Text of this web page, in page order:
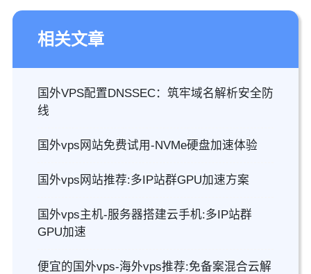
相关文章
国外VPS配置DNSSEC：筑牢域名解析安全防
线
国外vps网站免费试用-NVMe硬盘加速体验
国外vps网站推荐:多IP站群GPU加速方案
国外vps主机-服务器搭建云手机:多IP站群
GPU加速
便宜的国外vps-海外vps推荐:免备案混合云解